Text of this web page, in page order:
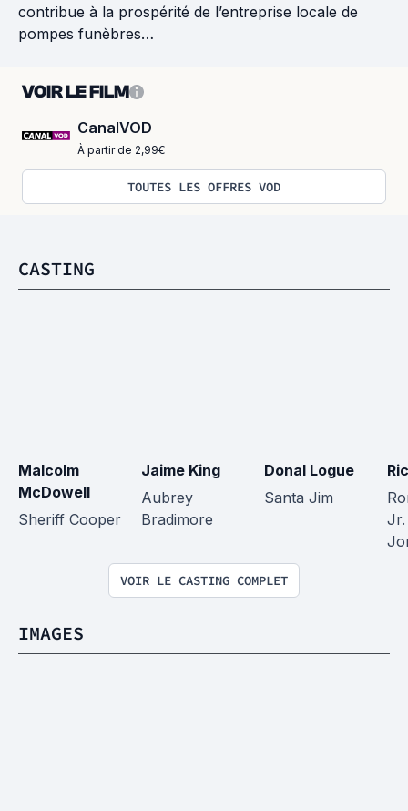
contribue à la prospérité de l’entreprise locale de
pompes funèbres…
VOIR LE FILM
CanalVOD
À partir de 2,99€
TOUTES LES OFFRES VOD
CASTING
Malcolm
McDowell
Sheriff Cooper
Jaime King
Aubrey
Bradimore
Donal Logue
Santa Jim
VOIR LE CASTING COMPLET
IMAGES